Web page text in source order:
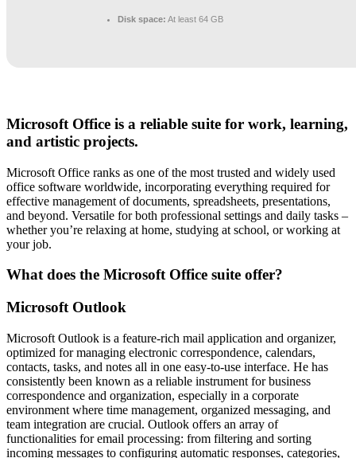
Disk space: At least 64 GB
Microsoft Office is a reliable suite for work, learning,
and artistic projects.
Microsoft Office ranks as one of the most trusted and widely used
office software worldwide, incorporating everything required for
effective management of documents, spreadsheets, presentations,
and beyond. Versatile for both professional settings and daily tasks –
whether you’re relaxing at home, studying at school, or working at
your job.
What does the Microsoft Office suite offer?
Microsoft Outlook
Microsoft Outlook is a feature-rich mail application and organizer,
optimized for managing electronic correspondence, calendars,
contacts, tasks, and notes all in one easy-to-use interface. He has
consistently been known as a reliable instrument for business
correspondence and organization, especially in a corporate
environment where time management, organized messaging, and
team integration are crucial. Outlook offers an array of
functionalities for email processing: from filtering and sorting
incoming messages to configuring automatic responses, categories,